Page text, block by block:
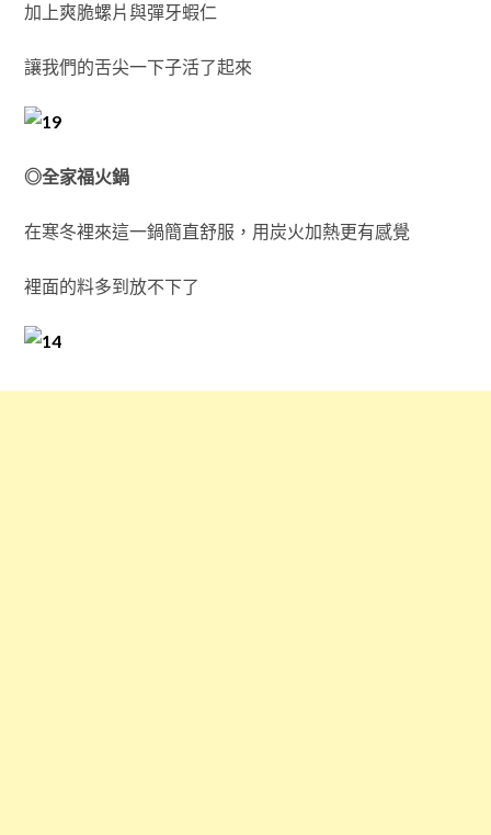
加上爽脆螺片與彈牙蝦仁
讓我們的舌尖一下子活了起來
◎全家福火鍋
在寒冬裡來這一鍋簡直舒服，用炭火加熱更有感覺
裡面的料多到放不下了